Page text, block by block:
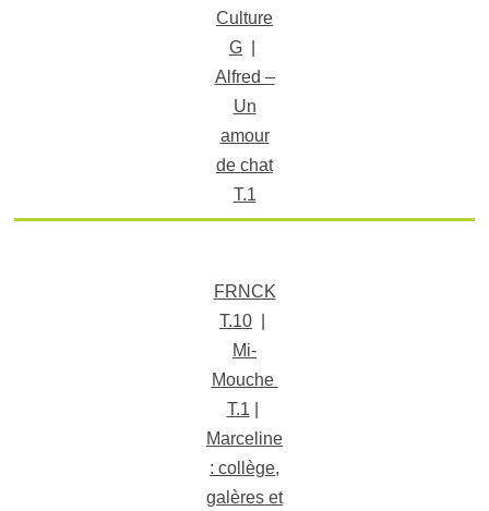
Culture
G
Alfred –
Un
amour
de chat
T.1
FRNCK
T.10
Mi-
Mouche
T.1
Marceline
: collège,
galères et